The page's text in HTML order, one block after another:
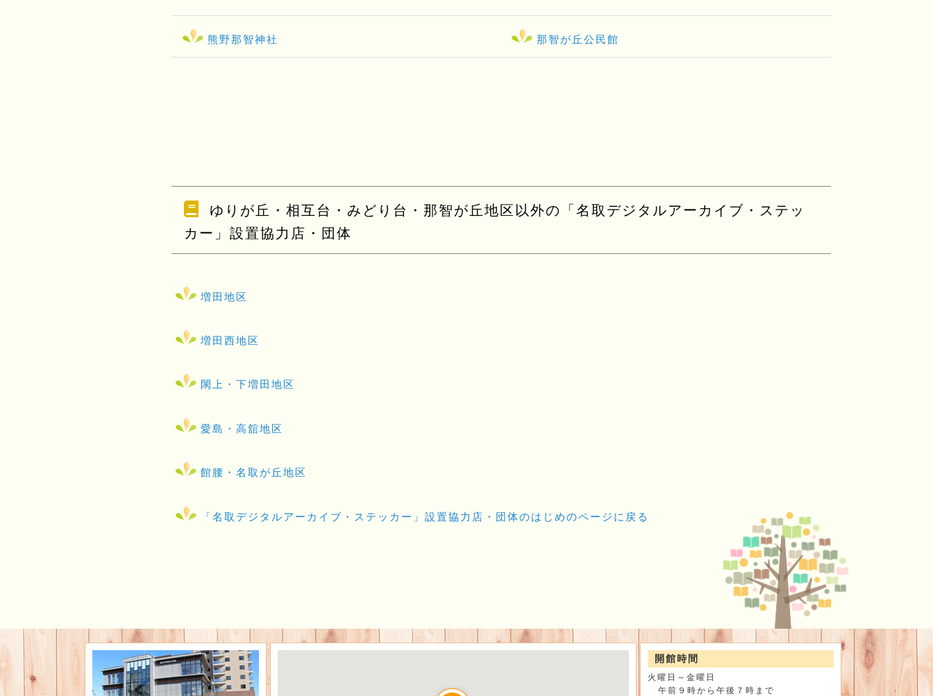
熊野那智神社 那智が丘公民館
ゆりが丘・相互台・みどり台・那智が丘地区以外の「名取デジタルアーカイブ・ステッ
カー」設置協力店・団体
増田地区
増田西地区
閖上・下増田地区
愛島・高舘地区
館腰・名取が丘地区
「名取デジタルアーカイブ・ステッカー」設置協力店・団体のはじめのページに戻る
開館時間
火曜日～金曜日
午前９時から午後７時まで